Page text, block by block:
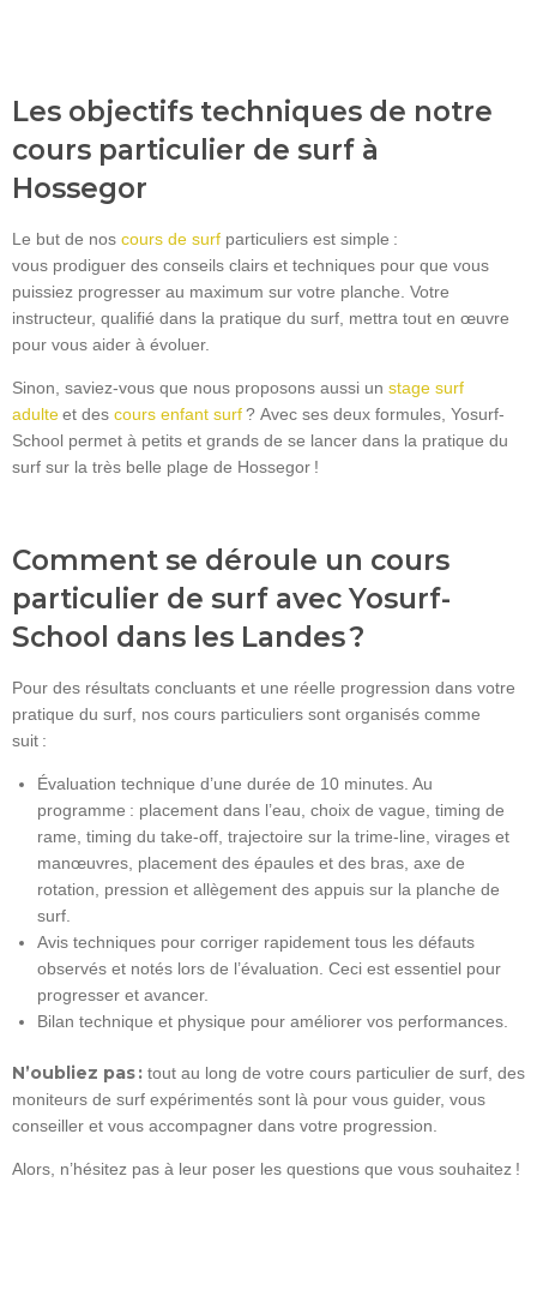
Les objectifs techniques de notre
cours particulier de surf à
Hossegor
Le but de nos cours de surf particuliers est simple :
vous prodiguer des conseils clairs et techniques pour que vous
puissiez progresser au maximum sur votre planche. Votre
instructeur, qualifié dans la pratique du surf, mettra tout en œuvre
pour vous aider à évoluer.
Sinon, saviez-vous que nous proposons aussi un stage surf
adulteet des cours enfant surf? Avec ses deux formules, Yosurf-
School permet à petits et grands de se lancer dans la pratique du
surf sur la très belle plage de Hossegor !
Comment se déroule un cours
particulier de surf avec Yosurf-
School dans les Landes ?
Pour des résultats concluants et une réelle progression dans votre
pratique du surf, nos cours particuliers sont organisés comme
suit :
Évaluation technique d’une durée de 10 minutes. Au
programme : placement dans l’eau, choix de vague, timing de
rame, timing du take-off, trajectoire sur la trime-line, virages et
manœuvres, placement des épaules et des bras, axe de
rotation, pression et allègement des appuis sur la planche de
surf.
Avis techniques pour corriger rapidement tous les défauts
observés et notés lors de l’évaluation. Ceci est essentiel pour
progresser et avancer.
Bilan technique et physique pour améliorer vos performances.
N’oubliez pas : tout au long de votre cours particulier de surf, des
moniteurs de surf expérimentés sont là pour vous guider, vous
conseiller et vous accompagner dans votre progression.
Alors, n’hésitez pas à leur poser les questions que vous souhaitez !